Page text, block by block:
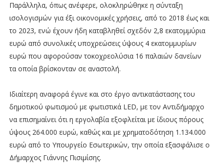
Παράλληλα, όπως ανέφερε, ολοκληρώθηκε η σύνταξη
ισολογισμών για έξι οικονομικές χρήσεις, από το 2018 έως και
το 2023, ενώ έχουν ήδη καταβληθεί σχεδόν 2,8 εκατομμύρια
ευρώ από συνολικές υποχρεώσεις ύψους 4 εκατομμυρίων
ευρώ που αφορούσαν τοκοχρεολύσια 16 παλαιών δανείων
τα οποία βρίσκονταν σε αναστολή.
Ιδιαίτερη αναφορά έγινε και στο έργο αντικατάστασης του
δημοτικού φωτισμού με φωτιστικά LED, με τον Αντιδήμαρχο
να επισημαίνει ότι η εργολαβία εξοφλείται με ίδιους πόρους
ύψους 264.000 ευρώ, καθώς και με χρηματοδότηση 1.134.000
ευρώ από το Υπουργείο Εσωτερικών, την οποία εξασφάλισε ο
Δήμαρχος Γιάννης Πισιμίσης.